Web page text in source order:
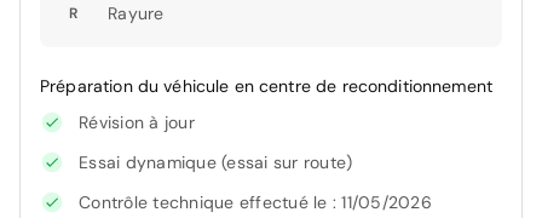
R Rayure
Préparation du véhicule en centre de reconditionnement
Révision à jour
Essai dynamique (essai sur route)
Contrôle technique effectué le : 11/05/2026